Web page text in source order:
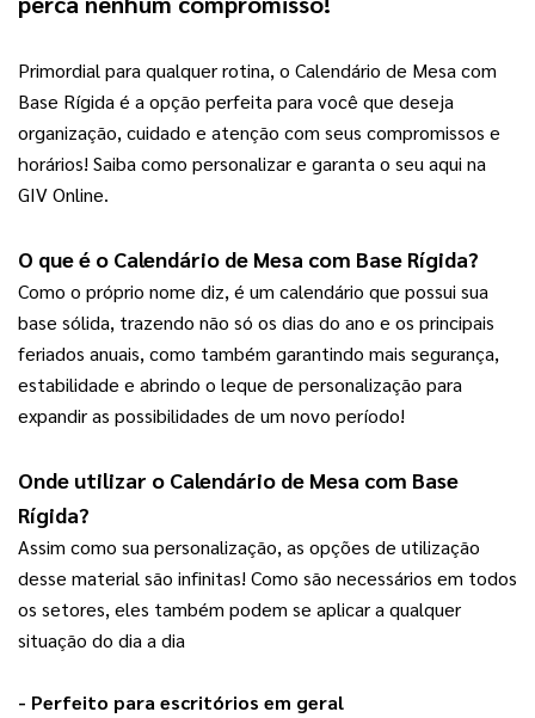
Primordial para qualquer rotina, o Calendário de Mesa com
Base Rígida é a opção perfeita para você que deseja
organização, cuidado e atenção com seus compromissos e
horários! Saiba como personalizar e garanta o seu aqui na
GIV Online.
O que é o Calendário de Mesa com Base Rígida?
Como o próprio nome diz, é um calendário que possui sua
base sólida, trazendo não só os dias do ano e os principais
feriados anuais, como também garantindo mais segurança,
estabilidade e abrindo o leque de personalização para
expandir as possibilidades de um novo período!
Onde utilizar o Calendário de Mesa com Base
Rígida?
Assim como sua personalização, as opções de utilização
desse material são infinitas! Como são necessários em todos
os setores, eles também podem se aplicar a qualquer
situação do dia a dia
- Perfeito para escritórios em geral